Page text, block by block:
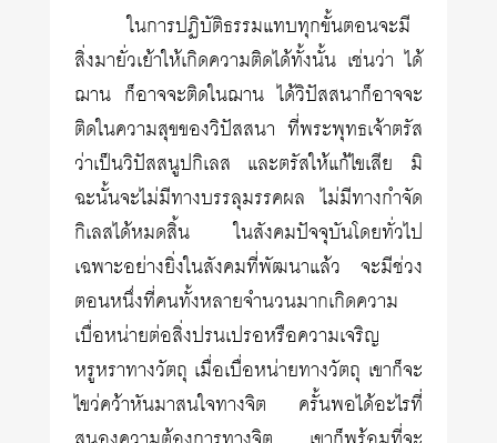
ในการปฏิบัติธรรมแทบทุกขั้นตอนจะมี
สิ่งมายั่วเย้าให้เกิดความติดได้ทั้งนั้น เช่นว่า ได้
ฌาน ก็อาจจะติดในฌาน ได้วิปัสสนาก็อาจจะ
ติดในความสุขของวิปัสสนา ที่พระพุทธเจ้าตรัส
ว่าเป็นวิปัสสนูปกิเลส และตรัสให้แก้ไขเสีย มิ
ฉะนั้นจะไม่มีทางบรรลุมรรคผล ไม่มีทางกำจัด
กิเลสได้หมดสิ้น ในสังคมปัจจุบันโดยทั่วไป
เฉพาะอย่างยิ่งในสังคมที่พัฒนาแล้ว จะมีช่วง
ตอนหนึ่งที่คนทั้งหลายจำนวนมากเกิดความ
เบื่อหน่ายต่อสิ่งปรนเปรอหรือความเจริญ
หรูหราทางวัตถุ เมื่อเบื่อหน่ายทางวัตถุ เขาก็จะ
ไขว่คว้าหันมาสนใจทางจิต ครั้นพอได้อะไรที่